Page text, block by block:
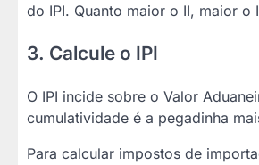
do IPI. Quanto maior o II, maior o
3. Calcule o IPI
O IPI incide sobre o Valor
cumulatividade é a pegadinha
Para calcular impostos de